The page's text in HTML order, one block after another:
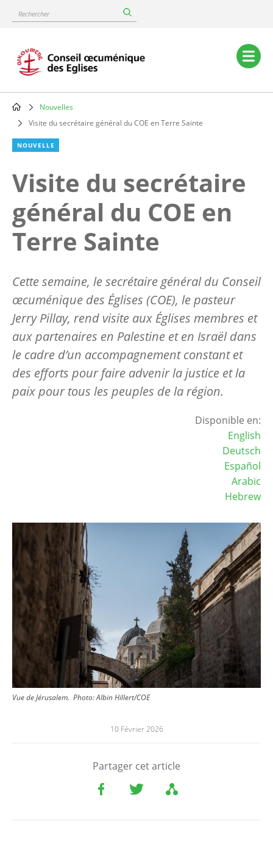
content
Rechercher
Main
navigation
Breadcrumb
Nouvelles
Visite du secrétaire général du COE en Terre Sainte
NOUVELLE
Visite du secrétaire
général du COE en
Terre Sainte
Cette semaine, le secrétaire général du Conseil
œcuménique des Églises (COE), le pasteur
Jerry Pillay, rend visite aux Églises membres et
aux partenaires en Palestine et en Israël dans
le cadre d’un accompagnement constant et
des efforts pour faire advenir la justice et la
paix pour tous les peuples de la région.
Disponible en:
English
Deutsch
Español
Arabic
Hebrew
Image
Vue de Jérusalem. Photo:Albin Hillert/COE
10 Février 2026
Partager cet article